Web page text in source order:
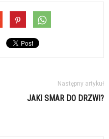
Następny artykuł
JAKI SMAR DO DRZWI?